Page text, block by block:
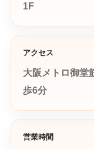
1F
アクセス
大阪メトロ御堂
歩6分
営業時間